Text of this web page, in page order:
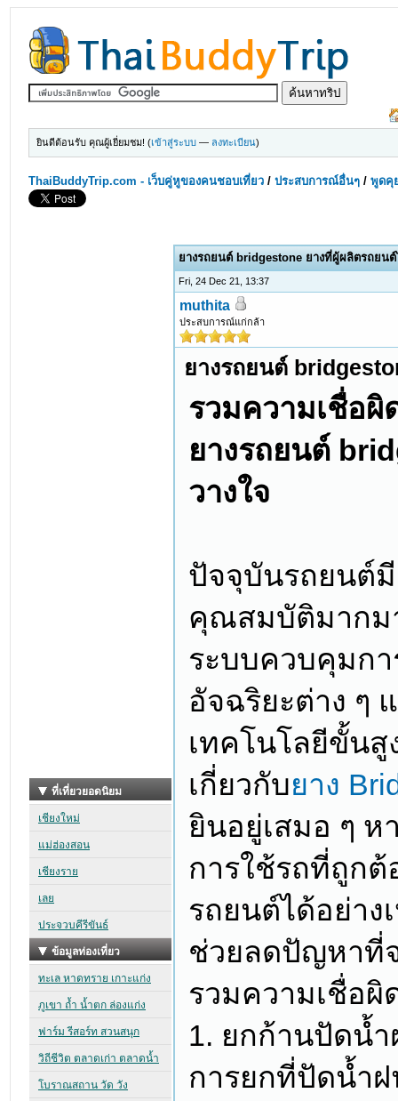
ยินดีต้อนรับ คุณผู้เยี่ยมชม! (เข้าสู่ระบบ — ลงทะเบียน)
ThaiBuddyTrip.com - เว็บคู่หูของคนชอบเที่ยว /ประสบการณ์อื่นๆ /พูดคุ
ยางรถยนต์ bridgestone ยางที่ผู้ผลิตรถยนต์
Fri, 24 Dec 21, 13:37
muthita
ประสบการณ์แก่กล้า
ยางรถยนต์
รวมความเชื่อผิ
ยางรถยนต์
วางใจ
ปัจจุบันรถยนต์
คุณสมบัติมากม
ระบบควบคุมก
อัจฉริยะต่าง ๆ
เทคโนโลยีขั้นสู
เกี่ยวกับยาง
ยินอยู่เสมอ ๆ ห
การใช้รถที่ถูกต้
รถยนต์ได้อย่า
ช่วยลดปัญหาที่
รวมความเชื่อผิ
1. ยกก้านปัดน้
การยกที่ปัดน้ำ